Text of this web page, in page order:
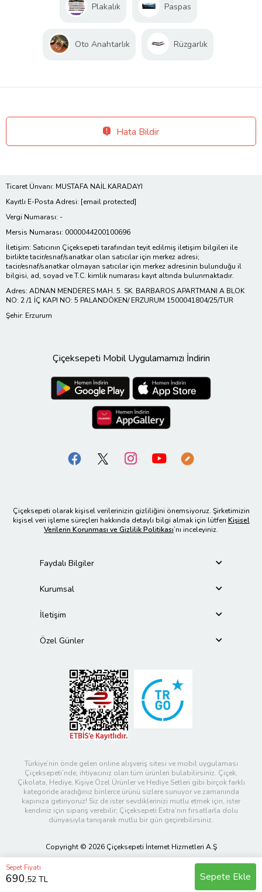
Sepet Fiyatı
690,52 TL Sepete Ekle
Plakalık Paspas
Oto Anahtarlık Rüzgarlık
Hata Bildir
Ticaret Ünvanı: MUSTAFA NAİL KARADAYI
Kayıtlı E-Posta Adresi: [email protected]
Vergi Numarası: -
Mersis Numarası: 0000044200100696
İletişim: Satıcının Çiçeksepeti tarafından teyit edilmiş iletişim bilgileri ile
birlikte tacir/esnaf/sanatkar olan satıcılar için merkez adresi;
tacir/esnaf/sanatkar olmayan satıcılar için merkez adresinin bulunduğu il
bilgisi, ad, soyad ve T.C. kimlik numarası kayıt altında bulunmaktadır.
Adres: ADNAN MENDERES MAH. 5. SK. BARBAROS APARTMANI A BLOK
NO: 2 /1 İÇ KAPI NO: 5 PALANDÖKEN/ ERZURUM 1500041804/25/TUR
Şehir: Erzurum
Çiçeksepeti Mobil Uygulamamızı İndirin
Çiçeksepeti olarak kişisel verilerinizin gizliliğini önemsiyoruz. Şirketimizin
kişisel veri işleme süreçleri hakkında detaylı bilgi almak için lütfen Kişisel
Verilerin Korunması ve Gizlilik Politikası’nı inceleyiniz.
Faydalı Bilgiler
Kurumsal
İletişim
Özel Günler
Türkiye’nin önde gelen online alışveriş sitesi ve mobil uygulaması
Çiçeksepeti’nde, ihtiyacınız olan tüm ürünleri bulabilirsiniz. Çiçek,
Çikolata, Hediye, Kişiye Özel Ürünler ve Hediye Setleri gibi birçok farklı
kategoride aradığınız binlerce ürünü sizlere sunuyor ve zamanında
kapınıza getiriyoruz! Siz de ister sevdiklerinizi mutlu etmek için, ister
kendiniz için sipariş verebilir; Çiçeksepeti Extra’nın fırsatlarla dolu
dünyasıyla tanışarak mutlu bir gün geçirebilirsiniz.
Copyright © 2026 Çiçeksepeti İnternet Hizmetleri A.Ş